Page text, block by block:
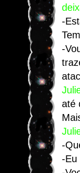
-
-
até
-
-Eu